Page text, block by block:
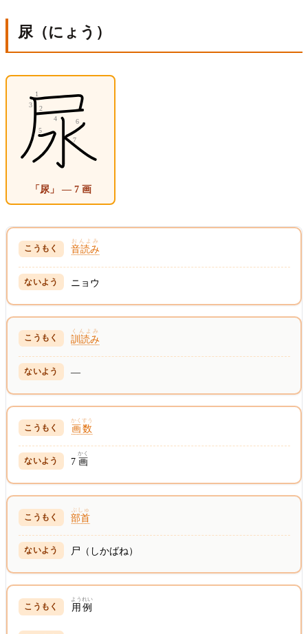
尿（にょう）
「尿」 — 7 画
音読み
おんよみ
ニョウ
訓読み
くんよみ
—
画数
かくすう
7 画
かく
部首
ぶしゅ
尸（しかばね）
用例
ようれい